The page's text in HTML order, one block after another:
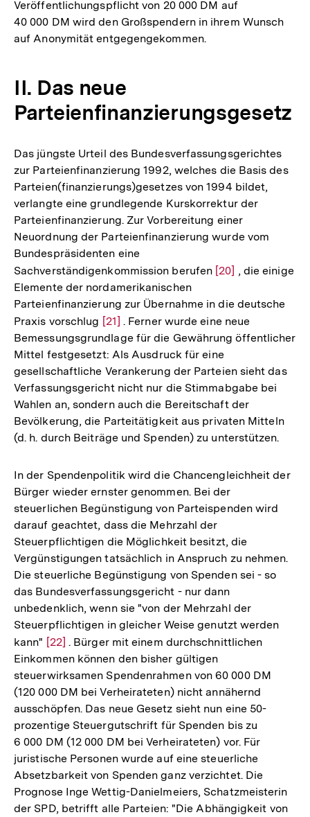
der
Fußnote
Veröffentlichungspflicht von 20 000 DM auf
40 000 DM wird den Großspendern in ihrem Wunsch
auf Anonymität entgegengekommen.
II. Das neue
Parteienfinanzierungsgesetz
Das jüngste Urteil des Bundesverfassungsgerichtes
zur Parteienfinanzierung 1992, welches die Basis des
Parteien(finanzierungs)gesetzes von 1994 bildet,
verlangte eine grundlegende Kurskorrektur der
Parteienfinanzierung. Zur Vorbereitung einer
Neuordnung der Parteienfinanzierung wurde vom
Bundespräsidenten eine
Sachverständigenkommission berufen Zur
der
Fußnote
[20] , die einige
Elemente der nordamerikanischen
Parteienfinanzierung zur Übernahme in die deutsche
Praxis vorschlug Zur
Auflösung
der
Fußnote
[21] . Ferner wurde eine neue
Bemessungsgrundlage für die Gewährung öffentlicher
Mittel festgesetzt: Als Ausdruck für eine
gesellschaftliche Verankerung der Parteien sieht das
Verfassungsgericht nicht nur die Stimmabgabe bei
Wahlen an, sondern auch die Bereitschaft der
Bevölkerung, die Parteitätigkeit aus privaten Mitteln
(d. h. durch Beiträge und Spenden) zu unterstützen.
In der Spendenpolitik wird die Chancengleichheit der
Bürger wieder ernster genommen. Bei der
steuerlichen Begünstigung von Parteispenden wird
darauf geachtet, dass die Mehrzahl der
Steuerpflichtigen die Möglichkeit besitzt, die
Vergünstigungen tatsächlich in Anspruch zu nehmen.
Die steuerliche Begünstigung von Spenden sei - so
das Bundesverfassungsgericht - nur dann
unbedenklich, wenn sie "von der Mehrzahl der
Steuerpflichtigen in gleicher Weise genutzt werden
kann" Zur
Auflösung
der
Fußnote
[22] . Bürger mit einem durchschnittlichen
Einkommen können den bisher gültigen
steuerwirksamen Spendenrahmen von 60 000 DM
(120 000 DM bei Verheirateten) nicht annähernd
ausschöpfen. Das neue Gesetz sieht nun eine 50-
prozentige Steuergutschrift für Spenden bis zu
6 000 DM (12 000 DM bei Verheirateten) vor. Für
juristische Personen wurde auf eine steuerliche
Absetzbarkeit von Spenden ganz verzichtet. Die
Prognose Inge Wettig-Danielmeiers, Schatzmeisterin
der SPD, betrifft alle Parteien: "Die Abhängigkeit von